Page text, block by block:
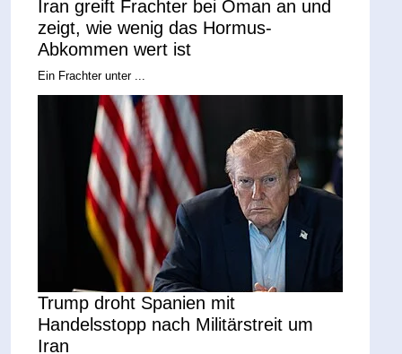
Iran greift Frachter bei Oman an und
zeigt, wie wenig das Hormus-
Abkommen wert ist
Ein Frachter unter ...
Trump droht Spanien mit
Handelsstopp nach Militärstreit um
Iran